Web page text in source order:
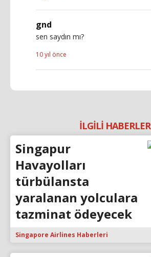
gnd
sen saydın mı?
10 yıl önce
İLGİLİ HABERLER
Singapur
Havayolları
türbülansta
yaralanan yolculara
tazminat ödeyecek
Singapore Airlines Haberleri